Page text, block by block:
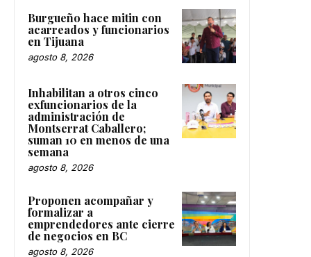
Burgueño hace mitin con
acarreados y funcionarios
en Tijuana
agosto 8, 2026
Inhabilitan a otros cinco
exfuncionarios de la
administración de
Montserrat Caballero;
suman 10 en menos de una
semana
agosto 8, 2026
Proponen acompañar y
formalizar a
emprendedores ante cierre
de negocios en BC
agosto 8, 2026